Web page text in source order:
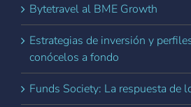
Bytetravel al BME Growth
Estrategias de inversión y
conócelos a fondo
Funds Society: La respuesta de